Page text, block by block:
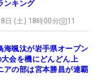
ンキング
日 (土) 18時00分 11
海颯汰が岩手県オープン
会を機にどんどん上
の部は宮本勝昌が連覇